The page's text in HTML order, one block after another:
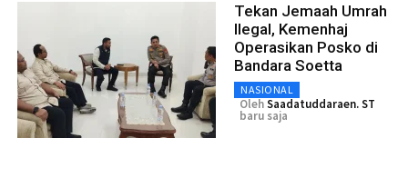
Tekan Jemaah Umrah
Ilegal, Kemenhaj
Operasikan Posko di
Bandara Soetta
NASIONAL
OlehSaadatuddaraen. ST
baru saja